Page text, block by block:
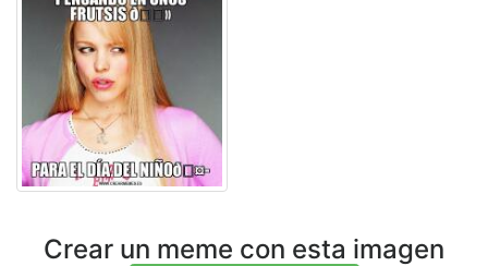
Crear un meme con esta imagen